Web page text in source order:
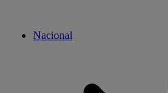
Nacional